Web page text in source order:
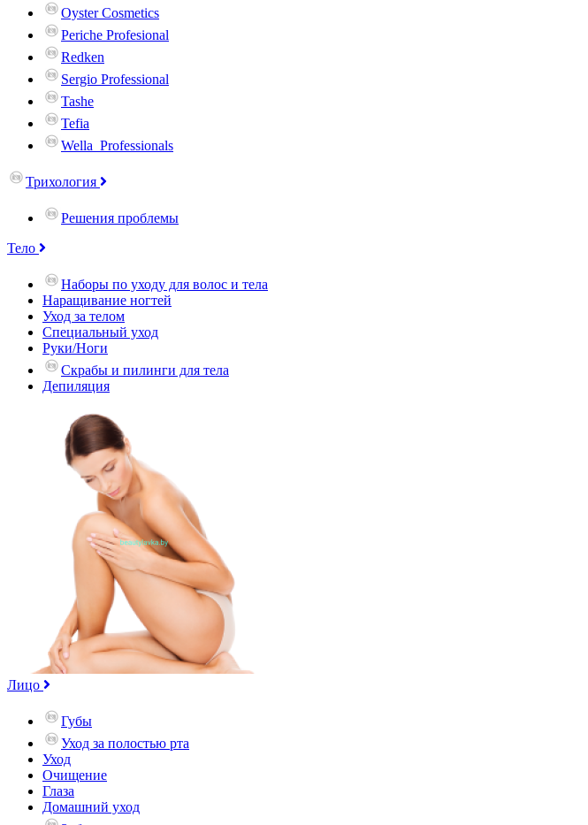
Oyster Cosmetics
Periche Profesional
Redken
Sergio Professional
Tashe
Tefia
Wella_Professionals
Трихология
Решения проблемы
Тело
Наборы по уходу для волос и тела
Наращивание ногтей
Уход за телом
Специальный уход
Руки/Ноги
Скрабы и пилинги для тела
Депиляция
Лицо
Губы
Уход за полостью рта
Уход
Очищение
Глаза
Домашний уход